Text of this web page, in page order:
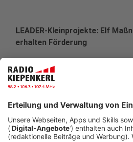
LEADER-Kleinprojekte: Elf
erhalten Förderung
Ascheberg, Lüdinghausen,
haben sich
dem EU-Programm.
Gut für die Region: In diesem Jahr